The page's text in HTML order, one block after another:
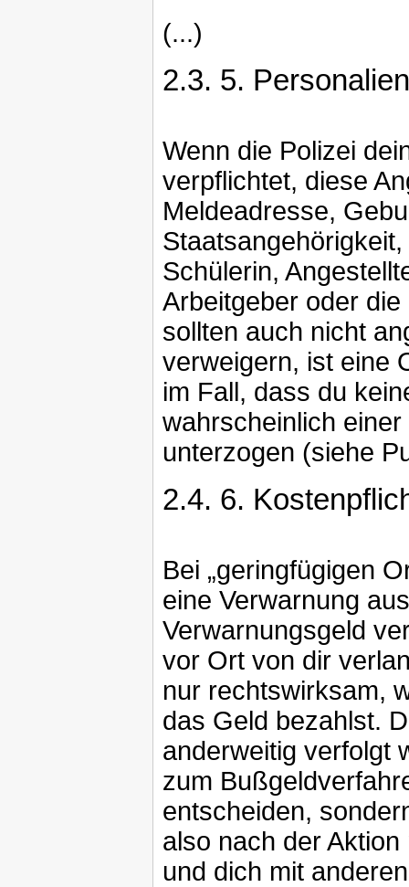
(...)
2.3. 5.
Wenn die Polizei
verpflichtet, diese
Meldeadresse,
Schülerin,
Arbeitgeber oder
sollten auch nicht
verweigern, ist eine
im Fall, dass du
wahrscheinlich
unterzogen (siehe
2.4. 6.
Bei „geringfügigen
eine Verwarnung
Verwarnungsgeld
vor Ort von dir
nur rechtswirksam,
das Geld bezahlst.
anderweitig verfolgt
zum
entscheiden,
also nach der
und dich mit